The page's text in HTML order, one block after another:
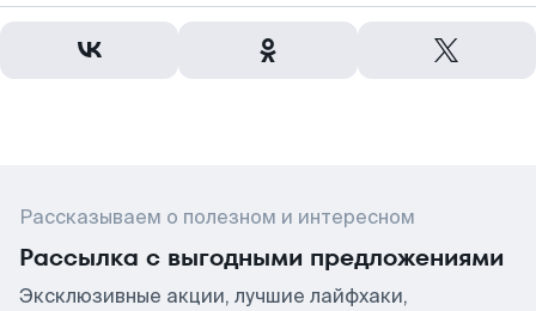
Рассказываем о полезном и интересном
Рассылка с выгодными предложениями
Эксклюзивные акции, лучшие лайфхаки,